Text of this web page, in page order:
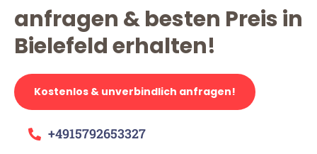
anfragen & besten Preis in
Bielefeld erhalten!
Kostenlos & unverbindlich anfragen!
+4915792653327